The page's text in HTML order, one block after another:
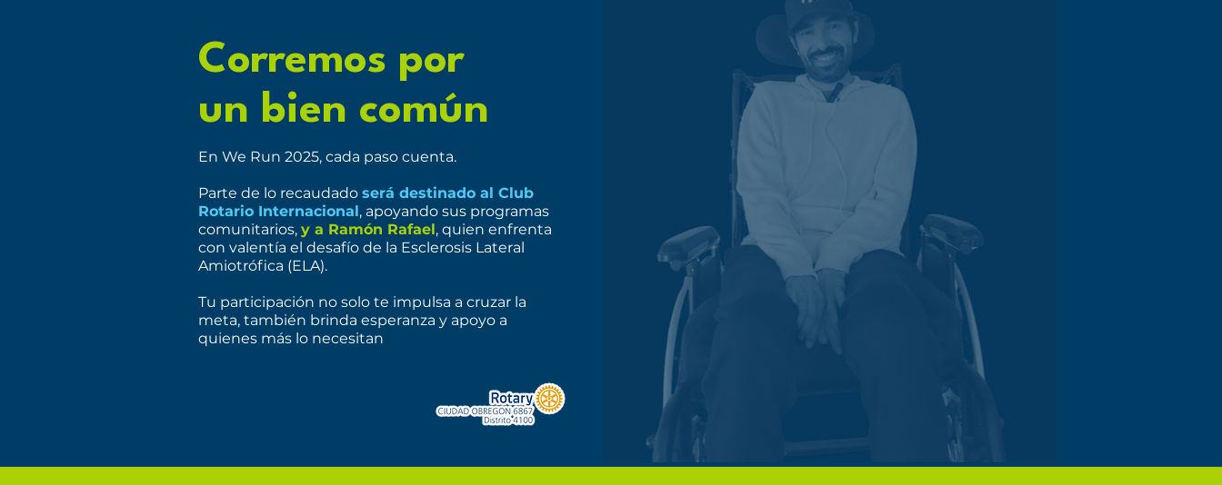
Corremos por
un bien común
En We Run 2025, cada paso cuenta.
Parte de lo recaudado será destinado al Club
Rotario Internacional, apoyando sus programas
comunitarios, y a Ramón Rafael, quien enfrenta
con valentía el desafío de la Esclerosis Lateral
Amiotrófica (ELA).
Tu participación no solo te impulsa a cruzar la
meta, también brinda esperanza y apoyo a
quienes más lo necesitan